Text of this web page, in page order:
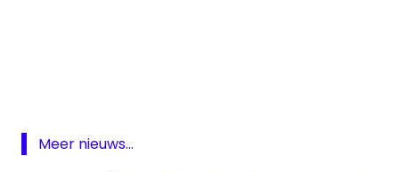
Justin
Meer nieuws...